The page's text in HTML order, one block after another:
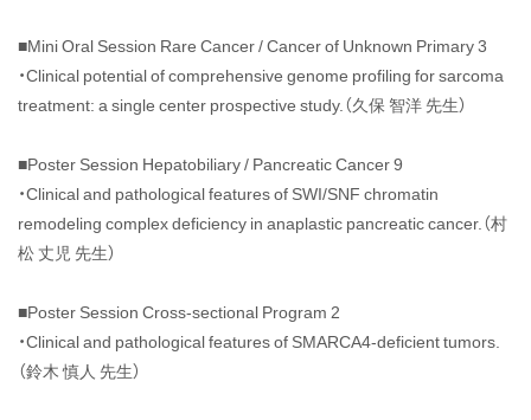
瘍
学
会
術
集
に
参
し
ま
し
■Mini Oral Session Rare Cancer / Cancer of Unknown Primary 3
・Clinical potential of comprehensive genome profiling for sarcoma
treatment: a single center prospective study.（久保 智洋 先生）
■Poster Session Hepatobiliary / Pancreatic Cancer 9
・Clinical and pathological features of SWI/SNF chromatin
remodeling complex deficiency in anaplastic pancreatic cancer.（村
松 丈児 先生）
■Poster Session Cross-sectional Program 2
・Clinical and pathological features of SMARCA4-deficient tumors.
（鈴木 慎人 先生）